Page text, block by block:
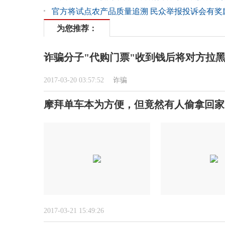
官方将试点农产品质量追溯 民众举报投诉会有奖
为您推荐：
诈骗分子"代购门票"收到钱后将对方拉黑
2017-03-20 03:57:52 诈骗
摩拜单车本为方便，但竟然有人偷拿回家
2017-03-21 15:49:26